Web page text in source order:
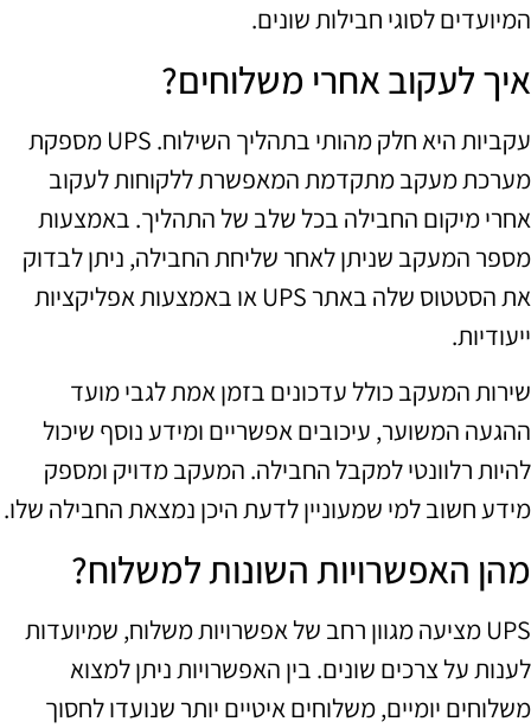
המיועדים לסוגי חבילות שונים.
איך לעקוב אחרי משלוחים?
עקביות היא חלק מהותי בתהליך השילוח. UPS מספקת
מערכת מעקב מתקדמת המאפשרת ללקוחות לעקוב
אחרי מיקום החבילה בכל שלב של התהליך. באמצעות
מספר המעקב שניתן לאחר שליחת החבילה, ניתן לבדוק
את הסטטוס שלה באתר UPS או באמצעות אפליקציות
ייעודיות.
שירות המעקב כולל עדכונים בזמן אמת לגבי מועד
ההגעה המשוער, עיכובים אפשריים ומידע נוסף שיכול
להיות רלוונטי למקבל החבילה. המעקב מדויק ומספק
מידע חשוב למי שמעוניין לדעת היכן נמצאת החבילה שלו.
מהן האפשרויות השונות למשלוח?
UPS מציעה מגוון רחב של אפשרויות משלוח, שמיועדות
לענות על צרכים שונים. בין האפשרויות ניתן למצוא
משלוחים יומיים, משלוחים איטיים יותר שנועדו לחסוך